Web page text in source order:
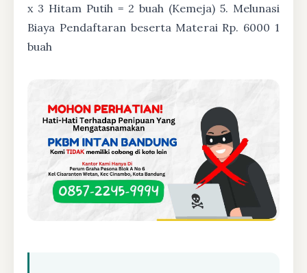
x 3 Hitam Putih = 2 buah (Kemeja) 5. Melunasi
Biaya Pendaftaran beserta Materai Rp. 6000 1
buah